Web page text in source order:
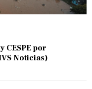
CESPE por
Noticias)